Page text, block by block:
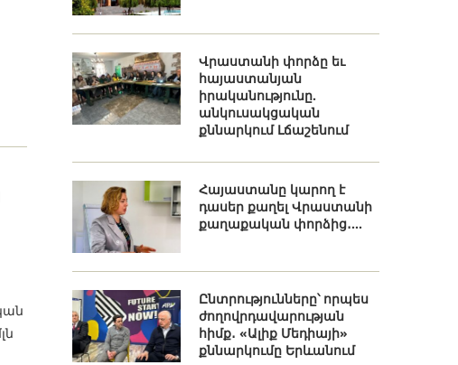
Վրաստանի փորձը եւ
հայաստանյան
իրականությունը.
անկուսակցական
քննարկում Լճաշենում
Հայաստանը կարող է
դասեր քաղել Վրաստանի
քաղաքական փորձից․...
Ընտրությունները՝ որպես
ժողովրդավարության
հիմք․ «Ալիք Մեդիայի»
քննարկումը Երևանում